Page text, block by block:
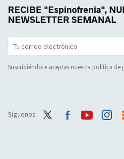
RECIBE "Espinofrenia",
NEWSLETTER SEMANAL
Suscribiéndote aceptas nuestra política de
Síguenos